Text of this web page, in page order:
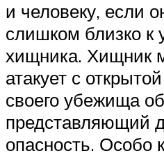
и человеку, если
слишком близко к
хищника. Хищник
атакует с
своего убежища
представляющий
опасность. Особо